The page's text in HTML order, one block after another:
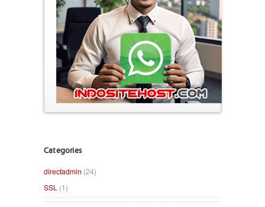
Categories
directadmin (24)
SSL (1)